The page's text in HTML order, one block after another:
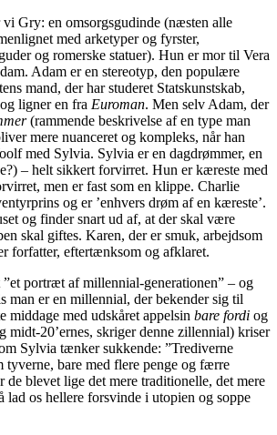
vi Gry: en omsorgsgudinde (næsten alle
med arketyper og fyrster,
og romerske statuer). Hun er mor til Vera
Adam er en stereotyp, den populære
mand, der har studeret Statskunstskab,
ligner en fra Euroman. Men selv Adam, der
(rammende beskrivelse af en type man
mere nuanceret og kompleks, når han
med Sylvia. Sylvia er en dagdrømmer, en
– helt sikkert forvirret. Hun er kæreste med
men er fast som en klippe. Charlie
og er ’enhvers drøm af en kæreste’.
og finder snart ud af, at der skal være
skal giftes. Karen, der er smuk, arbejdsom
forfatter, eftertænksom og afklaret.
portræt af millennial-generationen” – og
man er en millennial, der bekender sig til
middage med udskåret appelsin bare fordi og
midt-20’ernes, skriger denne zillennial) kriser
Sylvia tænker sukkende: ”Trediverne
tyverne, bare med flere penge og færre
de blevet lige det mere traditionelle, det mere
lad os hellere forsvinde i utopien og soppe